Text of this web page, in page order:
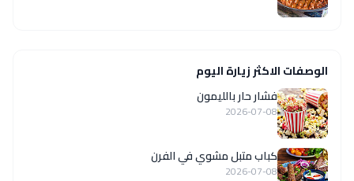
الوصفات الاكثر زيارة اليوم
فشار حار بالليمون
2026-07-08
كباب متبل مشوي في الفرن
2026-07-08